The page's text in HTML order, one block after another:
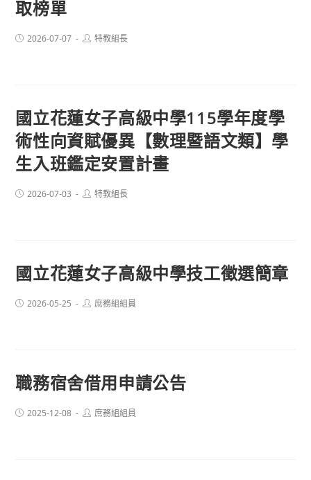
取榜單
Post2026-07-07
Post特教組長
國立花蓮女子高級中學115學年度學
術性向資賦優異【數理暨語文類】學
生入班鑑定安置計畫
Post2026-07-03
Post特教組長
國立花蓮女子高級中學技工徵選簡章
Post2026-05-25
Post庶務組組員
職務宿舍借用申請公告
Post2025-12-08
Post庶務組組員